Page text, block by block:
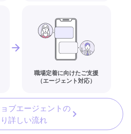
職場定着に向けたご支援
（エージェント対応）
ブエージェントの
詳しい流れ